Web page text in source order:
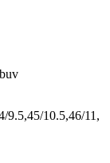
9.5,45/10.5,46/11,